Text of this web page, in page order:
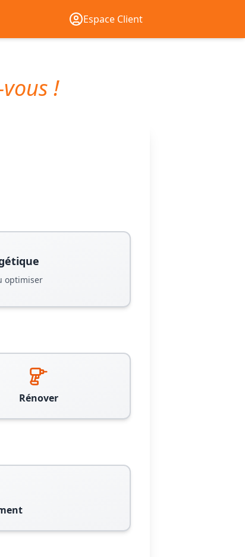
Espace Client
!
optimiser
Rénover